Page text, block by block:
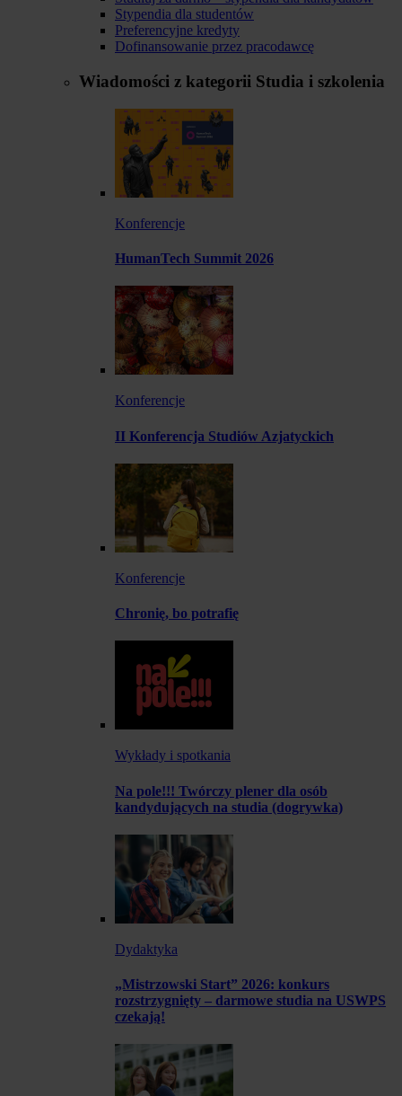
Stypendia dla studentów
Preferencyjne kredyty
Dofinansowanie przez pracodawcę
Wiadomości z kategorii Studia i szkolenia
Konferencje
HumanTech Summit 2026
Konferencje
II Konferencja Studiów Azjatyckich
Konferencje
Chronię, bo potrafię
Wykłady i spotkania
Na pole!!! Twórczy plener dla osób
kandydujących na studia (dogrywka)
Dydaktyka
„Mistrzowski Start” 2026: konkurs
rozstrzygnięty – darmowe studia na USWPS
czekają!